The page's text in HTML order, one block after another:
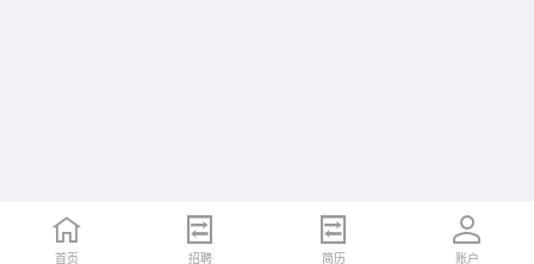
首页 招聘 简历 账户